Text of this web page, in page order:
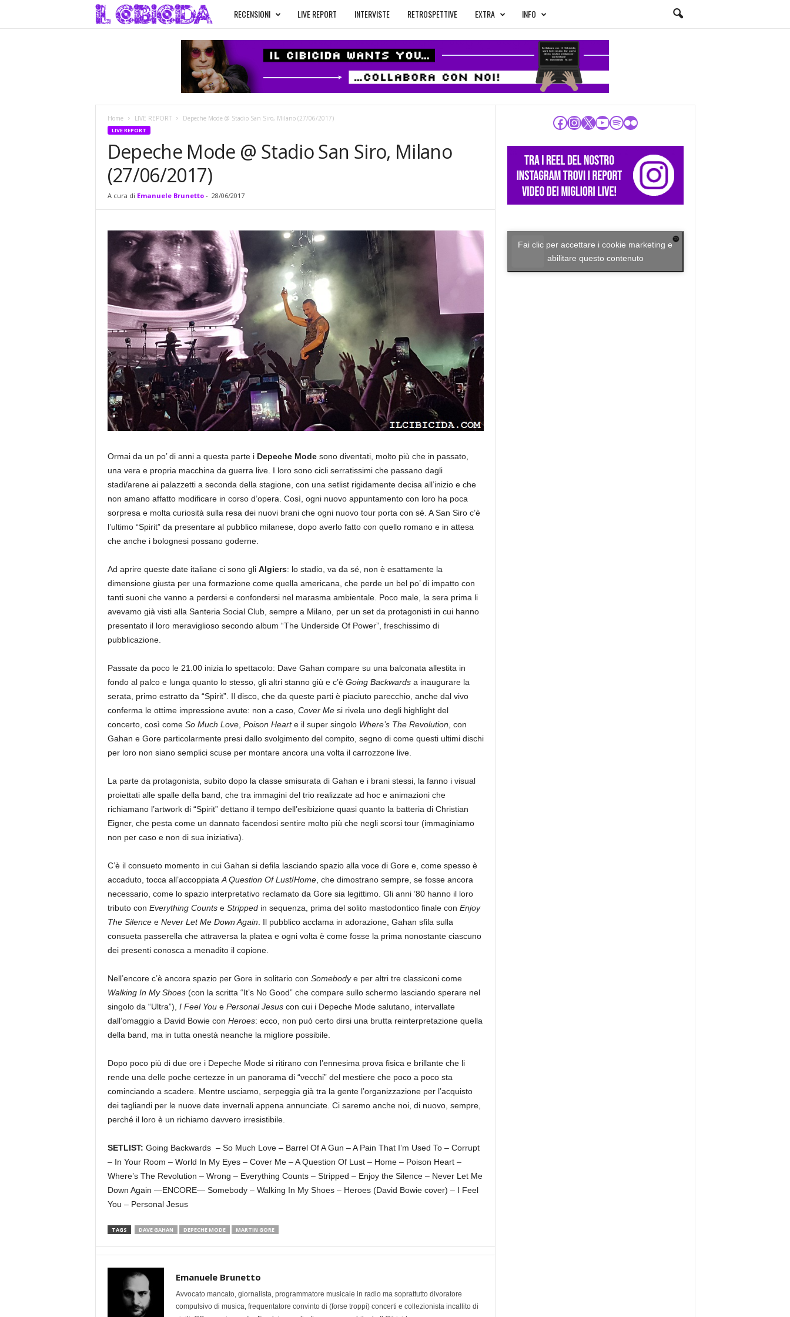
l
C
i
a
RECENSIONI LIVE REPORT INTERVISTE RETROSPETTIVE EXTRA INFO
Home LIVE REPORT Depeche Mode @ Stadio San Siro, Milano (27/06/2017)
LIVE REPORT
Depeche Mode @ Stadio San Siro, Milano
(27/06/2017)
A cura di Emanuele Brunetto- 28/06/2017
Ormai da un po’ di anni a questa parte i Depeche Modesono diventati, molto più che in passato,
una vera e propria macchina da guerra live. I loro sono cicli serratissimi che passano dagli
stadi/arene ai palazzetti a seconda della stagione, con una setlist rigidamente decisa all’inizio e che
non amano affatto modificare in corso d’opera. Così, ogni nuovo appuntamento con loro ha poca
sorpresa e molta curiosità sulla resa dei nuovi brani che ogni nuovo tour porta con sé. A San Siro c’è
l’ultimo “Spirit” da presentare al pubblico milanese, dopo averlo fatto con quello romano e in attesa
che anche i bolognesi possano goderne.
Ad aprire queste date italiane ci sono gli Algiers: lo stadio, va da sé, non è esattamente la
dimensione giusta per una formazione come quella americana, che perde un bel po’ di impatto con
tanti suoni che vanno a perdersi e confondersi nel marasma ambientale. Poco male, la sera prima li
avevamo già visti alla Santeria Social Club, sempre a Milano, per un set da protagonisti in cui hanno
presentato il loro meraviglioso secondo album “The Underside Of Power”, freschissimo di
pubblicazione.
Passate da poco le 21.00 inizia lo spettacolo: Dave Gahan compare su una balconata allestita in
fondo al palco e lunga quanto lo stesso, gli altri stanno giù e c’è Going Backwardsa inaugurare la
serata, primo estratto da “Spirit”. Il disco, che da queste parti è piaciuto parecchio, anche dal vivo
conferma le ottime impressione avute: non a caso, Cover Mesi rivela uno degli highlight del
concerto, così come So Much Love, Poison Hearte il super singolo Where’s The Revolution, con
Gahan e Gore particolarmente presi dallo svolgimento del compito, segno di come questi ultimi dischi
per loro non siano semplici scuse per montare ancora una volta il carrozzone live.
La parte da protagonista, subito dopo la classe smisurata di Gahan e i brani stessi, la fanno i visual
proiettati alle spalle della band, che tra immagini del trio realizzate ad hoc e animazioni che
richiamano l’artwork di “Spirit” dettano il tempo dell’esibizione quasi quanto la batteria di Christian
Eigner, che pesta come un dannato facendosi sentire molto più che negli scorsi tour (immaginiamo
non per caso e non di sua iniziativa).
C’è il consueto momento in cui Gahan si defila lasciando spazio alla voce di Gore e, come spesso è
accaduto, tocca all’accoppiataA Question Of Lust/Home, che dimostrano sempre, se fosse ancora
necessario, come lo spazio interpretativo reclamato da Gore sia legittimo. Gli anni ’80 hanno il loro
tributo con Everything Countse Strippedin sequenza, prima del solito mastodontico finale con Enjoy
The Silencee Never Let Me Down Again. Il pubblico acclama in adorazione, Gahan sfila sulla
consueta passerella che attraversa la platea e ogni volta è come fosse la prima nonostante ciascuno
dei presenti conosca a menadito il copione.
Nell’encore c’è ancora spazio per Gore in solitario con Somebodye per altri tre classiconi come
Walking In My Shoes(con la scritta “It’s No Good” che compare sullo schermo lasciando sperare nel
singolo da “Ultra”), I Feel Youe Personal Jesuscon cui i Depeche Mode salutano, intervallate
dall’omaggio a David Bowie con Heroes: ecco, non può certo dirsi una brutta reinterpretazione quella
della band, ma in tutta onestà neanche la migliore possibile.
Dopo poco più di due ore i Depeche Mode si ritirano con l’ennesima prova fisica e brillante che li
rende una delle poche certezze in un panorama di “vecchi” del mestiere che poco a poco sta
cominciando a scadere. Mentre usciamo, serpeggia già tra la gente l’organizzazione per l’acquisto
dei tagliandi per le nuove date invernali appena annunciate. Ci saremo anche noi, di nuovo, sempre,
perché il loro è un richiamo davvero irresistibile.
SETLIST: Going Backwards – So Much Love – Barrel Of A Gun – A Pain That I’m Used To – Corrupt
– In Your Room – World In My Eyes – Cover Me – A Question Of Lust – Home – Poison Heart –
Where’s The Revolution – Wrong – Everything Counts – Stripped – Enjoy the Silence – Never Let Me
Down Again —ENCORE— Somebody – Walking In My Shoes – Heroes (David Bowie cover) – I Feel
You – Personal Jesus
TAGS DAVE GAHAN DEPECHE MODE MARTIN GORE
Emanuele Brunetto
Avvocato mancato, giornalista, programmatore musicale in radio ma soprattutto divoratore
compulsivo di musica, frequentatore convinto di (forse troppi) concerti e collezionista incallito di
Facebook
Instagram
X YouTube
Spotify
Flickr
Fai clic per accettare i cookie marketing e
abilitare questo contenuto